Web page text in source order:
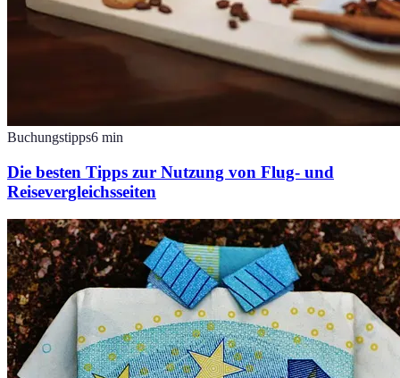
Buchungstipps6 min
Die besten Tipps zur Nutzung von Flug- und
Reisevergleichsseiten